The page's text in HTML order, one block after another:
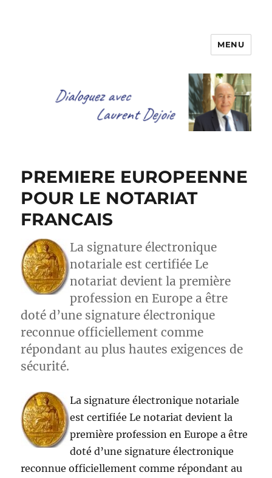
Dialoguez avec Laurent Dejoie
MENU
PREMIERE EUROPEENNE
POUR LE NOTARIAT
FRANCAIS
La signature électronique
notariale est certifiée Le
notariat devient la première
profession en Europe a être
doté d’une signature électronique
reconnue officiellement comme
répondant au plus hautes exigences de
sécurité.
La signature électronique notariale
est certifiée Le notariat devient la
première profession en Europe a être
doté d’une signature électronique
reconnue officiellement comme répondant au